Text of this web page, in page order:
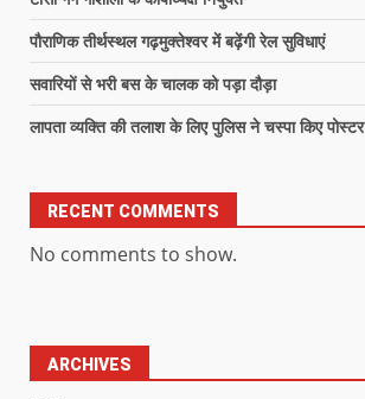
पौराणिक तीर्थस्थल गढ़मुक्तेश्वर में बढ़ेंगी रेल सुविधाएं
सवारियों से भरी बस के चालक को पड़ा दौड़ा
लापता व्यक्ति की तलाश के लिए पुलिस ने चस्पा किए पोस्टर
RECENT COMMENTS
No comments to show.
ARCHIVES